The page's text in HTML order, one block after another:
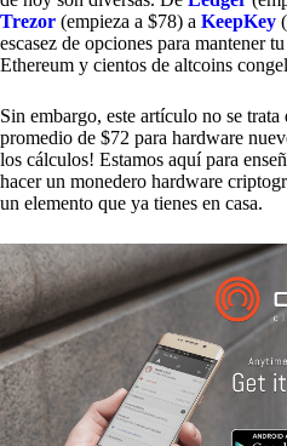
Trezor (empieza a $78) a KeepKey
escasez de opciones para mantener
Ethereum y cientos de altcoins
Sin embargo, este artículo no se trata
promedio de $72 para hardware
los cálculos! Estamos aquí para
hacer un monedero hardware
un elemento que ya tienes en casa.